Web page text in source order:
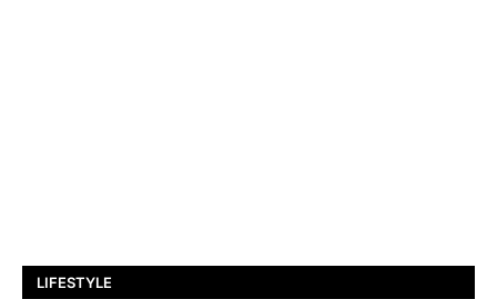
LIFESTYLE